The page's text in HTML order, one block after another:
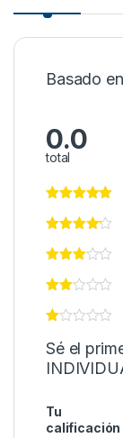
Basado
0.0
total
Sé el
Tu
calificación